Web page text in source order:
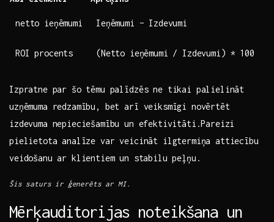
netto ieņēmumi Ieņēmumi – Izdevumi
ROI procents (Netto ieņēmumi‌ / Izdevumi) * 100
Izpratne par šo tēmu palīdzēs ne tikai palielināt
uzņēmuma redzamību, bet arī veiksmīgi novērtēt
izdevuma nepieciešamību un⁢ efektivitāti.Pareizi
pielietota analīze ‌var veicināt ilgtermiņa​ attiecību
veidošanu ar klientiem un⁣ stabilu peļņu.
Šis saturs ir ģenerēts ar MI.
Mērķauditorijas noteikšana un